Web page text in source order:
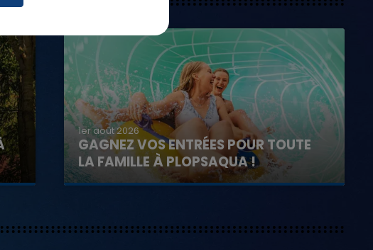
1er août 2026
GAGNEZ VOS ENTRÉES POUR TOUTE
LA FAMILLE À PLOPSAQUA !